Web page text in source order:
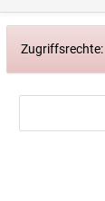
Zugriffsrechte: